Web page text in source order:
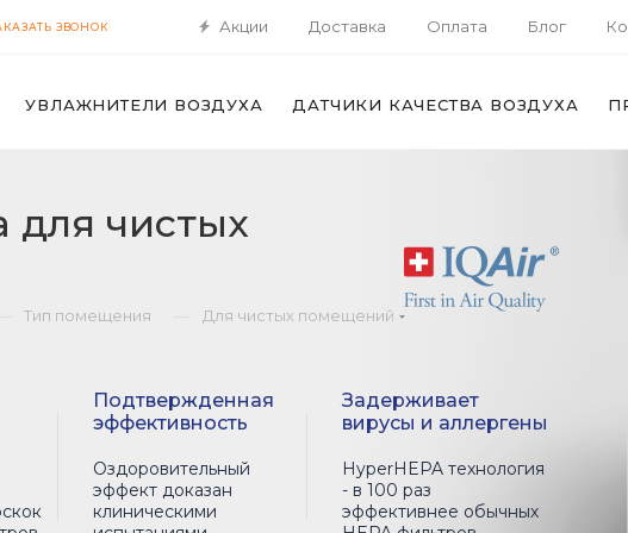
ЗВОНОК Акции Доставка Оплата Блог
УВЛАЖНИТЕЛИ ВОЗДУХА ДАТЧИКИ КАЧЕСТВА ВОЗДУХА
для чистых
Тип помещения Для чистых помещений
Подтвержденная
эффективность
Оздоровительный
эффект доказан
клиническими
Задерживает
вирусы и аллергены
HyperHEPA технология
- в 100 раз
эффективнее обычных